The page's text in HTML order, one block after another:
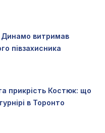
Динамо витримав
півзахисника
прикрість Костюк: що
в Торонто